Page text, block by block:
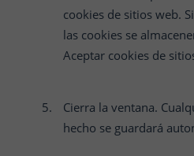
cookies de sitios web.
las cookies se
Aceptar cookies de
Cierra la ventana.
hecho se guardará